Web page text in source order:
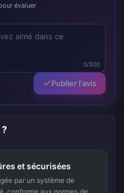
évaluer
0/500
Publier l'avis
et sécurisées
par un système de